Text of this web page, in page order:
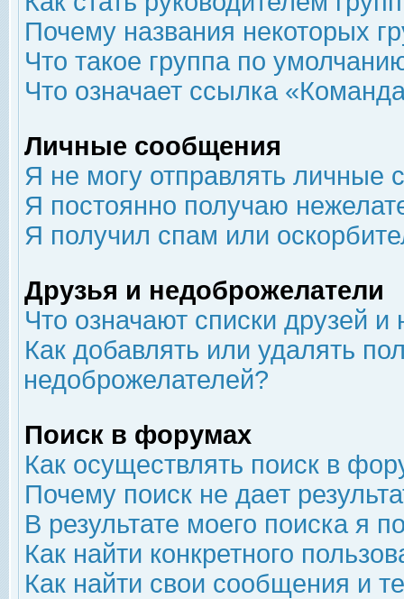
Почему названия некоторых
Что такое группа по
Что означает ссылка
Личные сообщения
Я не могу отправлять личные
Я постоянно получаю
Я получил спам или
Друзья и недоброжелатели
Что означают списки друзей
Как добавлять или удалять
недоброжелателей?
Поиск в форумах
Как осуществлять поиск в
Почему поиск не дает
В результате моего поиска я
Как найти конкретного
Как найти свои сообщения и